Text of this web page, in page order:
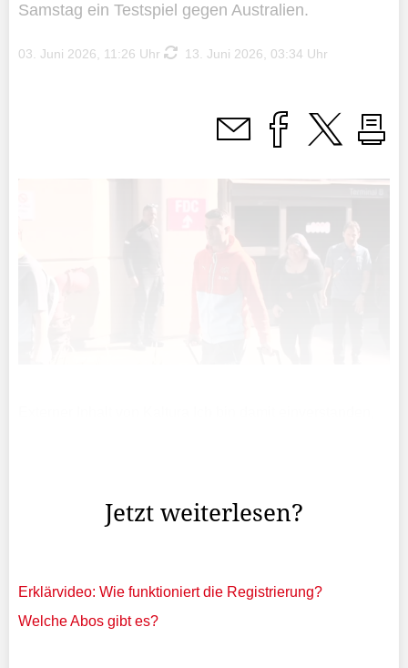
Samstag ein Testspiel gegen Australien.
03. Juni 2026, 11:26 Uhr 13. Juni 2026, 03:34 Uhr
Jetzt weiterlesen?
Erklärvideo: Wie funktioniert die Registrierung?
Welche Abos gibt es?